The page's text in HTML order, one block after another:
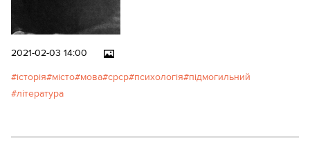
2021-02-03 14:00
історія місто мова срср психологія підмогильний
література